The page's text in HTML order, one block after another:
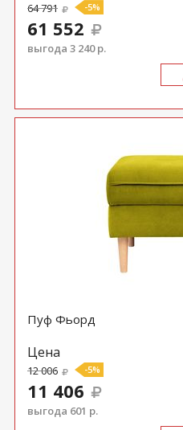
64 791 -5%
61 552
выгода 3 240 р.
Пуф Фьорд
Цена
12 006 -5%
11 406
выгода 601 р.